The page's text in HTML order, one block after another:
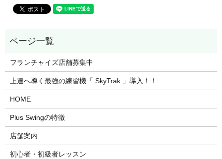
フランチャイズ店舗募集中
上達へ導く最強の練習機「 SkyTrak 」導入！！
HOME
Plus Swingの特徴
店舗案内
初心者・初級者レッスン